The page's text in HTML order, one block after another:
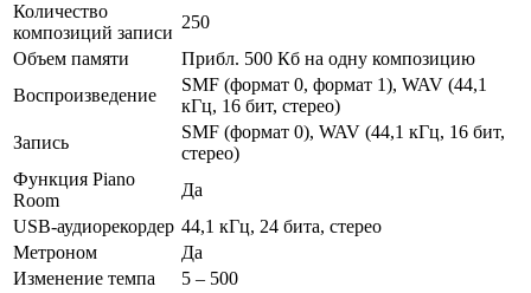
Количество
композиций записи
250
Объем памяти
Прибл. 500 Кб на одну композицию
Воспроизведение
SMF (формат 0, формат 1), WAV (44,1
кГц, 16 бит, стерео)
Запись
SMF (формат 0), WAV (44,1 кГц, 16 бит,
стерео)
Функция Piano
Room
Да
USB-аудиорекордер 44,1 кГц, 24 бита, стерео
Метроном
Да
Изменение темпа
5 – 500